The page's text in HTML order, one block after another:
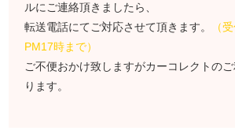
ルにご連絡頂きましたら、
転送電話にてご対応させて頂きます。
（
PM17時まで）
ご不便おかけ致しますがカーコレクトの
ります。